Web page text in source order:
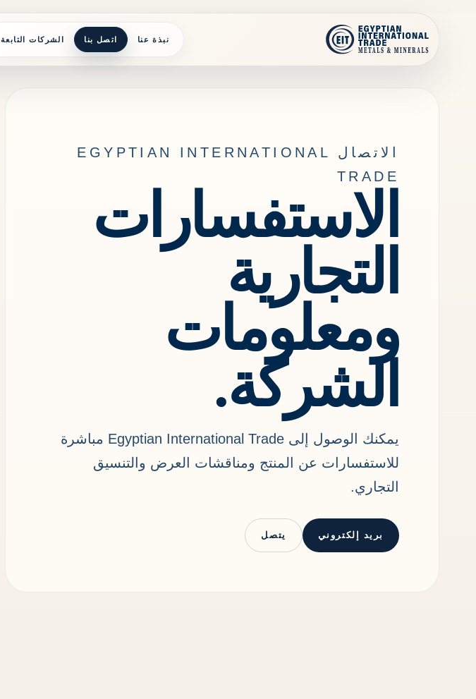
Skip to content
نبذة عنا اتصل بنا الشركات التابعة
الاتصال EGYPTIAN INTERNATIONAL
TRADE
الاستفسارات
التجارية
ومعلومات
الشركة.
يمكنك الوصول إلى Egyptian International Trade مباشرة
للاستفسارات عن المنتج ومناقشات العرض والتنسيق
التجاري.
بريد إلكتروني يتصل